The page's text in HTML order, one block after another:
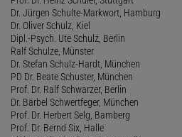
Dr. Jürgen Schulte-Markwort, Hamburg
Dr. Oliver Schulz, Kiel
Dipl.-Psych. Ute Schulz, Berlin
Ralf Schulze, Münster
Dr. Stefan Schulz-Hardt, München
PD Dr. Beate Schuster, München
Prof. Dr. Ralf Schwarzer, Berlin
Dr. Bärbel Schwertfeger, München
Prof. Dr. Herbert Selg, Bamberg
Prof. Dr. Bernd Six, Halle